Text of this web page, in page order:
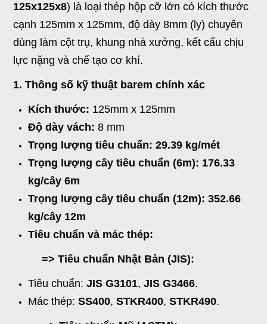
125x125x8) là loại thép hộp cỡ lớn có kích thước
cạnh 125mm x 125mm, độ dày 8mm (ly) chuyên
dùng làm cột trụ, khung nhà xưởng, kết cấu chịu
lực nặng và chế tạo cơ khí.
1. Thông số kỹ thuật barem chính xác
Kích thước: 125mm x 125mm
Độ dày vách: 8 mm
Trọng lượng tiêu chuẩn: 29.39 kg/mét
Trọng lượng cây tiêu chuẩn (6m): 176.33
kg/cây 6m
Trọng lượng cây tiêu chuẩn (12m): 352.66
kg/cây 12m
Tiêu chuẩn và mác thép:
=> Tiêu chuẩn Nhật Bản (JIS):
Tiêu chuẩn: JIS G3101, JIS G3466.
Mác thép: SS400, STKR400, STKR490.